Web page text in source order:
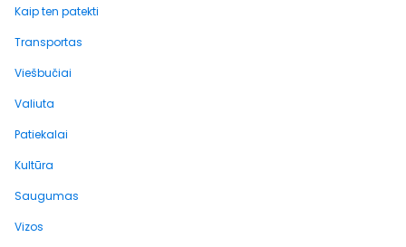
Kaip ten patekti
Transportas
Viešbučiai
Valiuta
Patiekalai
Kultūra
Saugumas
Vizos